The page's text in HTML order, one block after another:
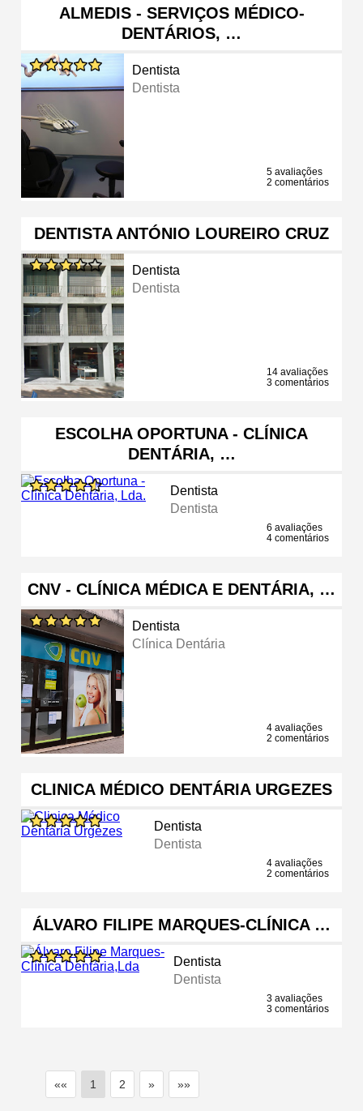
ALMEDIS - SERVIÇOS MÉDICO-
DENTÁRIOS, …
Dentista
Dentista
5 avaliações
2 comentários
DENTISTA ANTÓNIO LOUREIRO CRUZ
Dentista
Dentista
14 avaliações
3 comentários
ESCOLHA OPORTUNA - CLÍNICA
DENTÁRIA, …
Dentista
Dentista
6 avaliações
4 comentários
CNV - CLÍNICA MÉDICA E DENTÁRIA, …
Dentista
Clínica Dentária
4 avaliações
2 comentários
CLINICA MÉDICO DENTÁRIA URGEZES
Dentista
Dentista
4 avaliações
2 comentários
ÁLVARO FILIPE MARQUES-CLÍNICA …
Dentista
Dentista
3 avaliações
3 comentários
«« 1 2 » »»